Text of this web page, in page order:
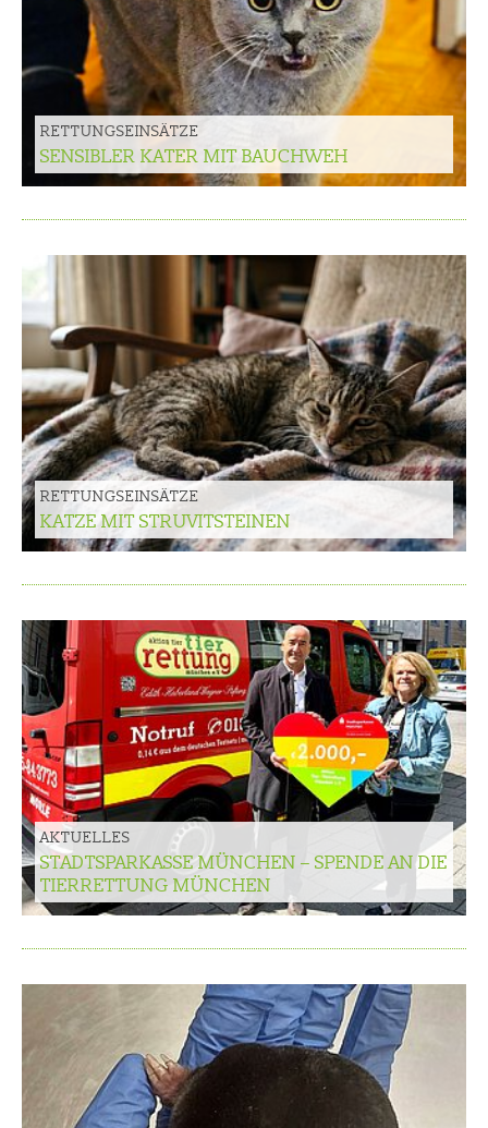
RETTUNGSEINSÄTZE
SENSIBLER KATER MIT BAUCHWEH
RETTUNGSEINSÄTZE
KATZE MIT STRUVITSTEINEN
AKTUELLES
STADTSPARKASSE MÜNCHEN – SPENDE AN DIE
TIERRETTUNG MÜNCHEN